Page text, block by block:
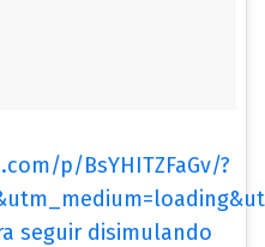
p/BsYHITZFaGv/?
seguir disimulando